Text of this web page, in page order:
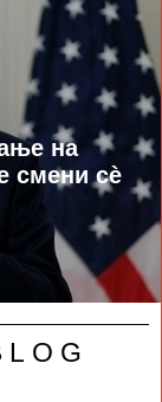
на
смени сѐ